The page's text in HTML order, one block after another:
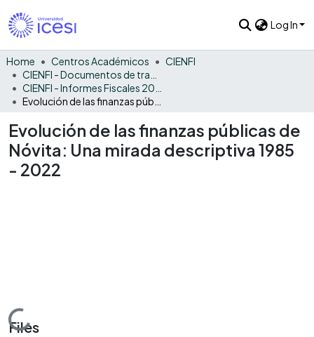
Log In
Home Centros Académicos
CIENFI
Evolución de las finanzas públicas de
Nóvita: Una mirada descriptiva 1985
- 2022
Loading...
Files